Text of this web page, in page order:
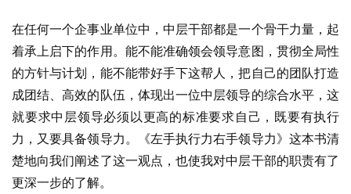
在任何一个企事业单位中，中层干部都是一个骨干力量，起
着承上启下的作用。能不能准确领会领导意图，贯彻全局性
的方针与计划，能不能带好手下这帮人，把自己的团队打造
成团结、高效的队伍，体现出一位中层领导的综合水平，这
就要求中层领导必须以更高的标准要求自己，既要有执行
力，又要具备领导力。《左手执行力右手领导力》这本书清
楚地向我们阐述了这一观点，也使我对中层干部的职责有了
更深一步的了解。